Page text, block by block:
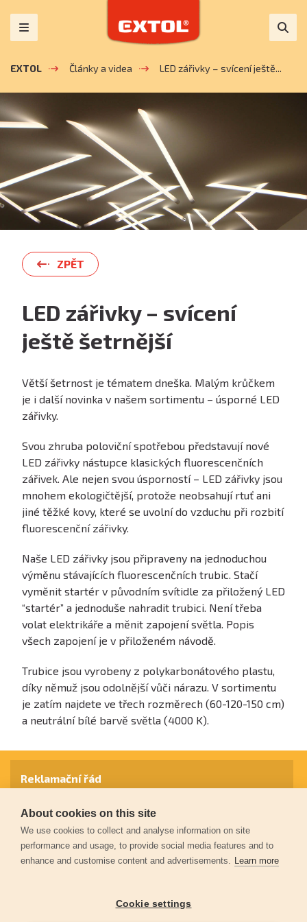
EXTOL Články a videa LED zářivky – svícení ještě...
ZPĚT
LED zářivky – svícení
ještě šetrnější
Větší šetrnost je tématem dneška. Malým krůčkem
je i další novinka v našem sortimentu – úsporné LED
zářivky.
Svou zhruba poloviční spotřebou představují nové
LED zářivky nástupce klasických fluorescenčních
zářivek. Ale nejen svou úsporností – LED zářivky jsou
mnohem ekologičtější, protože neobsahují rtuť ani
jiné těžké kovy, které se uvolní do vzduchu při rozbití
fluorescenční zářivky.
Naše LED zářivky jsou připraveny na jednoduchou
výměnu stávajících fluorescenčních trubic. Stačí
vyměnit startér v původním svítidle za přiložený LED
“startér” a jednoduše nahradit trubici. Není třeba
volat elektrikáře a měnit zapojení světla. Popis
všech zapojení je v přiloženém návodě.
Trubice jsou vyrobeny z polykarbonátového plastu,
díky němuž jsou odolnější vůči nárazu. V sortimentu
je zatím najdete ve třech rozměrech (60-120-150 cm)
a neutrální bílé barvě světla (4000 K).
Reklamační řád
Záruční podmínky
Ochrana osobních údajů
About cookies on this site
We use cookies to collect and analyse information on site
performance and usage, to provide social media features and to
enhance and customise content and advertisements. Learn more
Cookie settings